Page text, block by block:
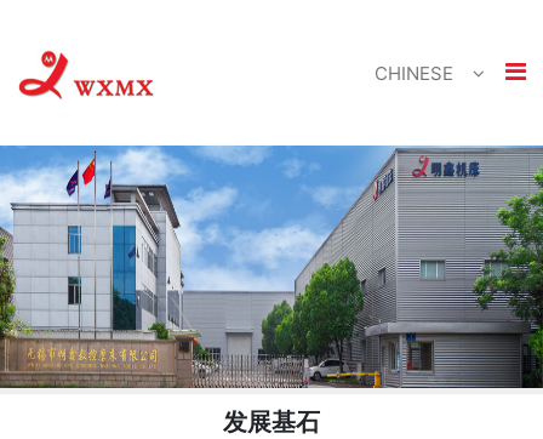
CHINESE
发展基石